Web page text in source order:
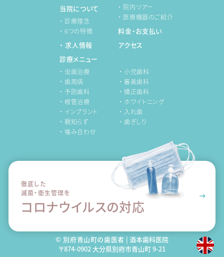
当院について
・ 診療理念
・ 6つの特徴
・ 求人情報
・ 院内ツアー
・ 医療機器のご紹介
料金・お支払い
アクセス
診療メニュー
・ 虫歯治療
・ 歯周病
・ 予防歯科
・ 根管治療
・ インプラント
・ 親知らず
・ 噛み合わせ
・ 小児歯科
・ 審美歯科
・ 矯正歯科
・ ホワイトニング
・ 入れ歯
・ 歯ぎしり
徹底した
滅菌・衛生管理を
コロナウイルスの対応
© 別府青山町の歯医者 | 酒本歯科医院
〒874-0902 大分県別府市青山町 9-21